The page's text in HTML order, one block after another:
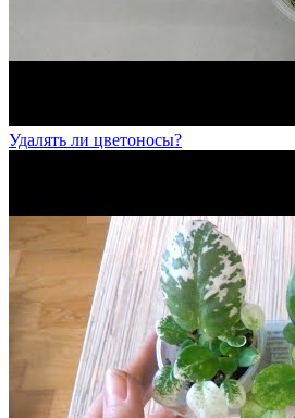
Удалять ли цветоносы?